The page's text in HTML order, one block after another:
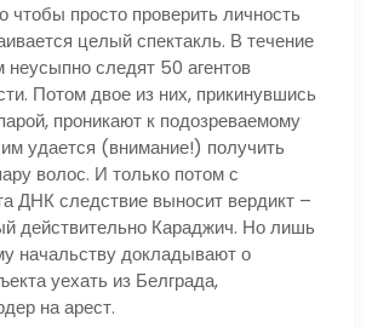
просто проверить личность
целый спектакль. В течение
неусыпно следят 50 агентов
Потом двое из них, прикинувшись
проникают к подозреваемому
удается (внимание!) получить
волос. И только потом с
ДНК следствие выносит вердикт –
действительно Караджич. Но лишь
начальству докладывают о
уехать из Белграда,
на арест.